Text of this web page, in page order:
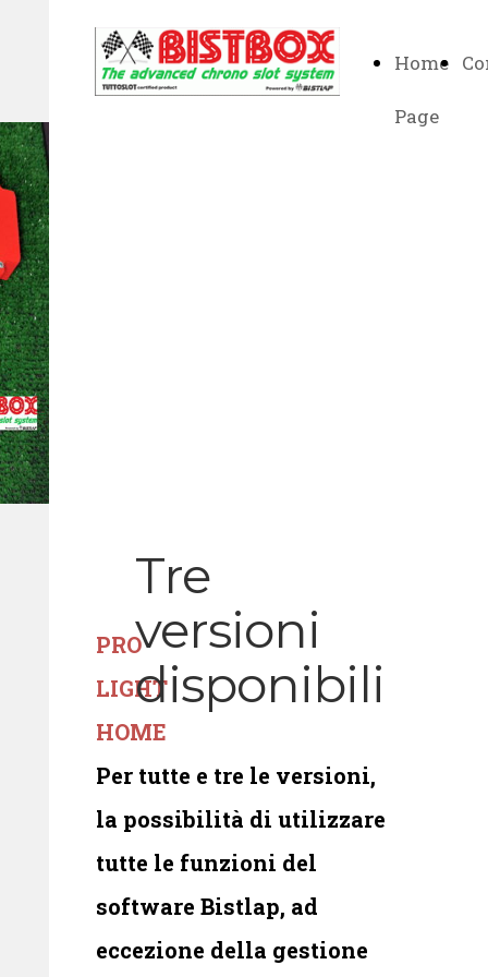
Home
Page
Tre
versioni
disponibili
PRO
LIGHT
HOME
Per tutte e tre le versioni,
la possibilità di utilizzare
tutte le funzioni del
software Bistlap, ad
eccezione della gestione